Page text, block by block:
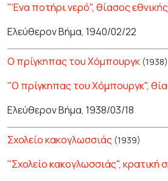
"Ένα ποτήρι νερό", θίασος
Ελεύθερον Βήμα, 1940/02/22
Ο πρίγκηπας του Χόμπουργκ (1938)
"Ο πρίγκηπας του Χόμπουργκ",
Ελεύθερον Βήμα, 1938/03/18
Σχολείο κακογλωσσιάς (1939)
"Σχολείο κακογλωσσιάς", κρατική